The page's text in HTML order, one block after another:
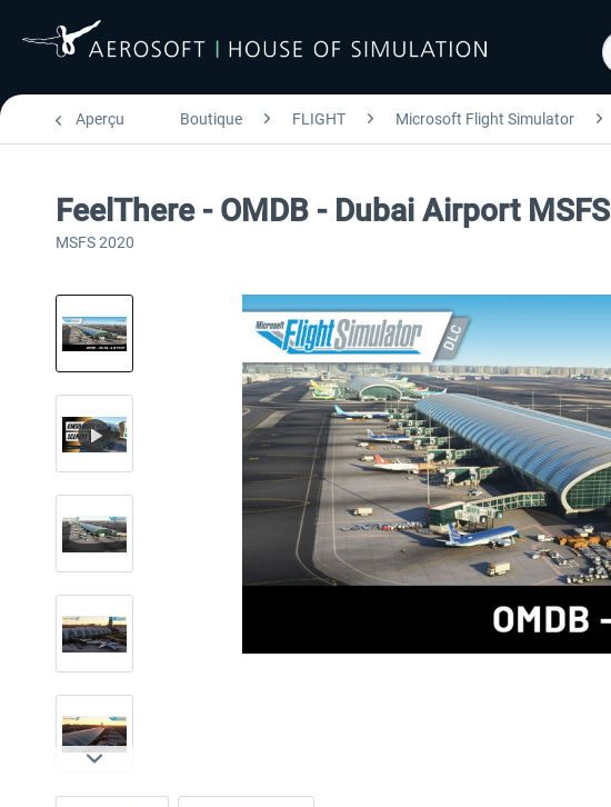
Aperçu Boutique FLIGHT Microsoft Flight Simulator
FeelThere - OMDB - Dubai Airport MSFS
MSFS 2020